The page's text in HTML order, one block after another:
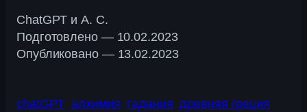
ChatGPT и А. С.
Подготовлено — 10.02.2023
Опубликовано — 13.02.2023
chatGPT алхимия гадания древняя греция